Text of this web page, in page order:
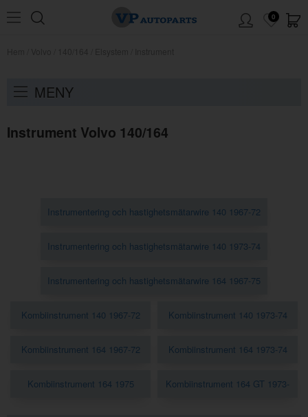
0
MENY
Instrument Volvo 140/164
Instrumentering och hastighetsmätarwire 140 1967-72
Instrumentering och hastighetsmätarwire 140 1973-74
Instrumentering och hastighetsmätarwire 164 1967-75
Kombiinstrument 140 1967-72 Kombiinstrument 140 1973-74
Kombiinstrument 164 1967-72 Kombiinstrument 164 1973-74
Kombiinstrument 164 1975 Kombiinstrument 164 GT 1973-